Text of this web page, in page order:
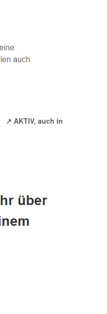
↗️ AKTIV, auch in